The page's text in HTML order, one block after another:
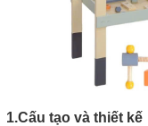
1.Cấu tạo và thiết kế